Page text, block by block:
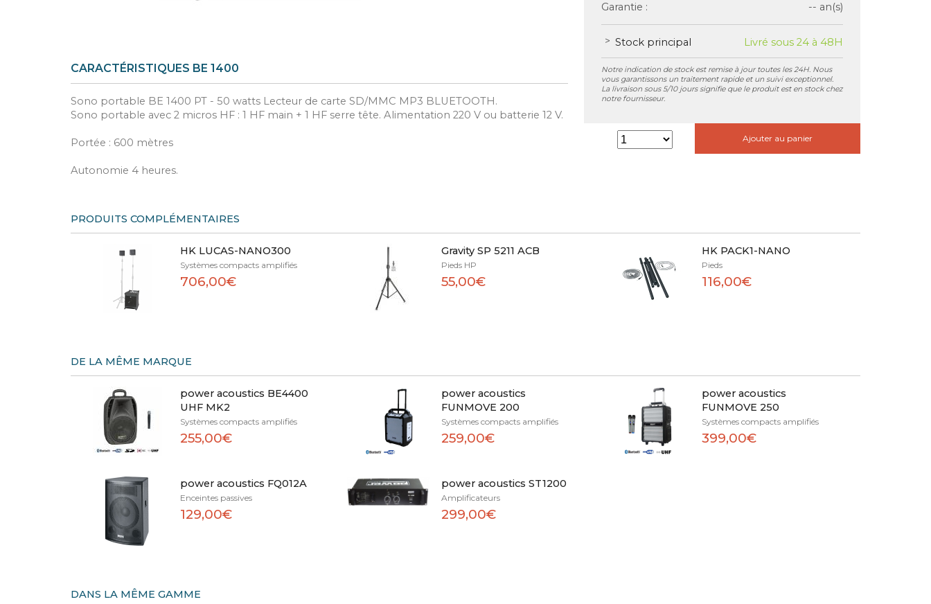
Garantie : -- an(s)
Stock principal Livré sous 24 à 48H
Notre indication de stock est remise à jour toutes les 24H. Nous
vous garantissons un traitement rapide et un suivi exceptionnel.
La livraison sous 5/10 jours signifie que le produit est en stock chez
notre fournisseur.
Ajouter au panier
CARACTÉRISTIQUES BE 1400
Sono portable BE 1400 PT - 50 watts Lecteur de carte SD/MMC MP3 BLUETOOTH.
Sono portable avec 2 micros HF : 1 HF main + 1 HF serre tête. Alimentation 220 V ou batterie 12 V.
Portée : 600 mètres
Autonomie 4 heures.
PRODUITS COMPLÉMENTAIRES
HK LUCAS-NANO300
Systèmes compacts amplifiés
706,00€
Gravity SP 5211 ACB
Pieds HP
55,00€
HK PACK1-NANO
Pieds
116,00€
DE LA MÊME MARQUE
power acoustics BE4400
UHF MK2
Systèmes compacts amplifiés
255,00€
power acoustics
FUNMOVE 200
Systèmes compacts amplifiés
259,00€
power acoustics
FUNMOVE 250
Systèmes compacts amplifiés
399,00€
power acoustics FQ012A
Enceintes passives
129,00€
power acoustics ST1200
Amplificateurs
299,00€
DANS LA MÊME GAMME